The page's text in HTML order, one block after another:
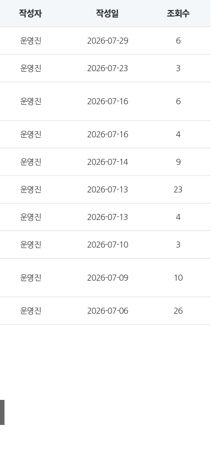
작성자 작성일 조회수
운영진 2026-07-29 6
운영진 2026-07-23 3
운영진 2026-07-16 6
운영진 2026-07-16 4
운영진 2026-07-14 9
운영진 2026-07-13 23
운영진 2026-07-13 4
운영진 2026-07-10 3
운영진 2026-07-09 10
운영진 2026-07-06 26